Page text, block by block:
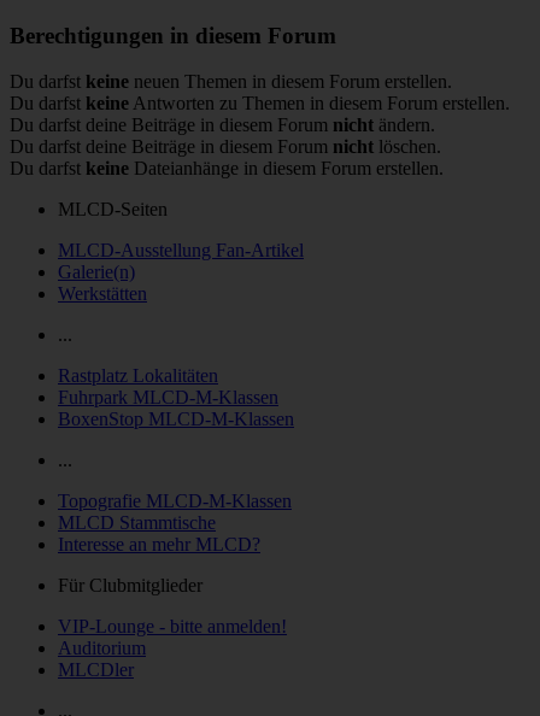
Berechtigungen in diesem Forum
Du darfst keine neuen Themen in diesem Forum erstellen.
Du darfst keine Antworten zu Themen in diesem Forum erstellen.
Du darfst deine Beiträge in diesem Forum nicht ändern.
Du darfst deine Beiträge in diesem Forum nicht löschen.
Du darfst keine Dateianhänge in diesem Forum erstellen.
MLCD-Seiten
MLCD-Ausstellung Fan-Artikel
Galerie(n)
Werkstätten
...
Rastplatz Lokalitäten
Fuhrpark MLCD-M-Klassen
BoxenStop MLCD-M-Klassen
...
Topografie MLCD-M-Klassen
MLCD Stammtische
Interesse an mehr MLCD?
Für Clubmitglieder
VIP-Lounge - bitte anmelden!
Auditorium
MLCDler
...